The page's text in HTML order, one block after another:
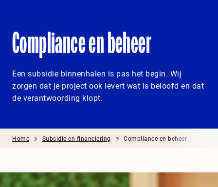
Home Subsidie en financiering Compliance en beheer
Compliance en beheer
Een subsidie binnenhalen is pas het begin. Wij
zorgen dat je project ook levert wat is beloofd en dat
de verantwoording klopt.